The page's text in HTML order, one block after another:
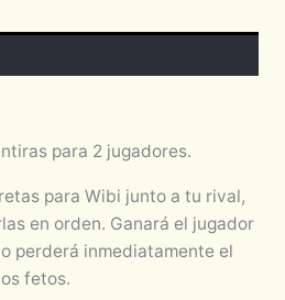
para 2 jugadores.
para Wibi junto a tu rival,
en orden. Ganará el jugador
perderá inmediatamente el
fetos.